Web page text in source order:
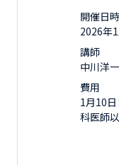
開催日時
2026年
講師
中川洋一
費用
1月10
科医師